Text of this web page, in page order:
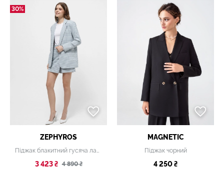
30%
ZEPHYROS
Піджак блакитний гусяча лапка
3 423 ₴ 4 890 ₴
MAGNETIC
Піджак чорний
4 250 ₴